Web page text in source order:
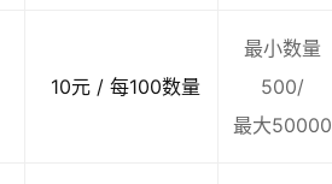
10元 / 每100数量
最小数量
500/
最大50000